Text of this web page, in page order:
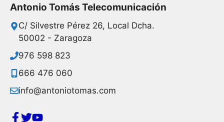
Antonio Tomás Telecomunicación
C/ Silvestre Pérez 26, Local Dcha.
50002 - Zaragoza
976 598 823
666 476 060
info@antoniotomas.com